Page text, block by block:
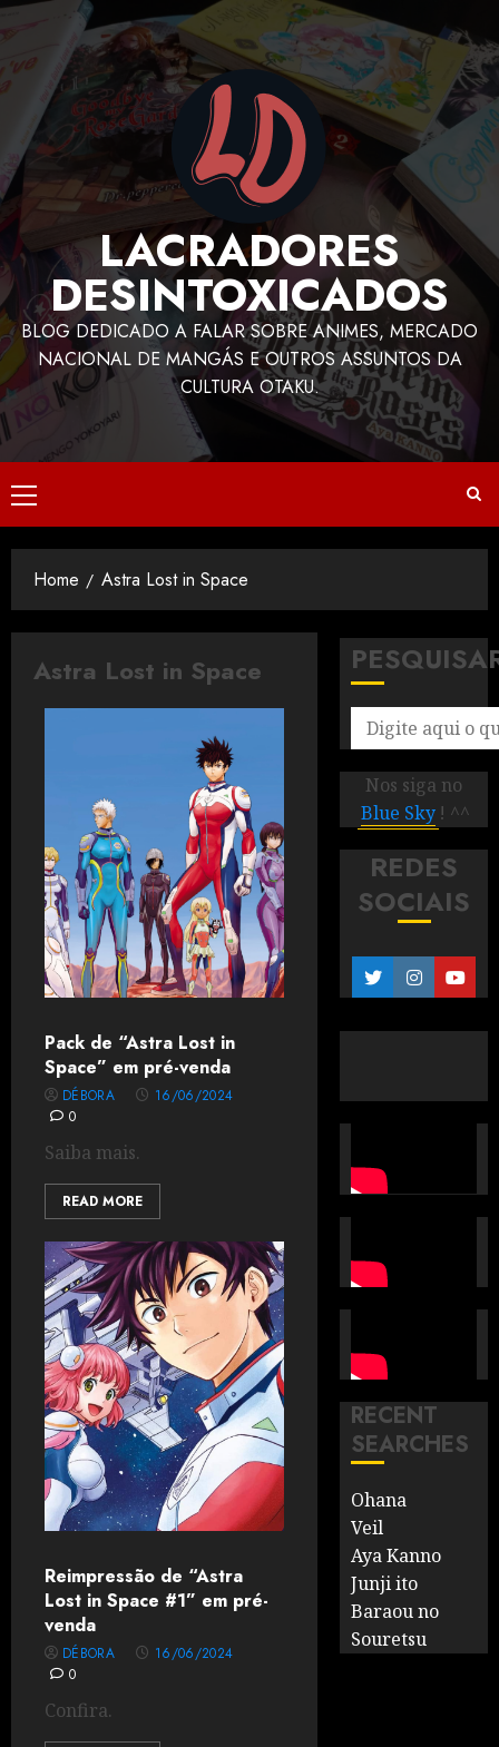
LACRADORES
DESINTOXICADOS
BLOG DEDICADO A FALAR SOBRE ANIMES, MERCADO
NACIONAL DE MANGÁS E OUTROS ASSUNTOS DA
CULTURA OTAKU.
Home Astra Lost in Space
Astra Lost in Space
Pack de “Astra Lost in
Space” em pré-venda
DÉBORA
16/06/2024
0
Saiba mais.
READ MORE
Reimpressão de “Astra
Lost in Space #1” em pré-
venda
DÉBORA
16/06/2024
0
Confira.
Nos siga no
Blue Sky ! ^^
REDES
SOCIAIS
RECENT
SEARCHES
Ohana
Veil
Aya Kanno
Junji ito
Baraou no
Souretsu